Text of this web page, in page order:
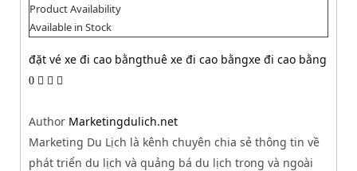
Product Availability
Available in Stock
đặt vé xe đi cao bằngthuê xe đi cao bằngxe đi cao bằng
0
Author Marketingdulich.net
Marketing Du Lịch là kênh chuyên chia sẻ thông tin về
phát triển du lịch và quảng bá du lịch trong và ngoài